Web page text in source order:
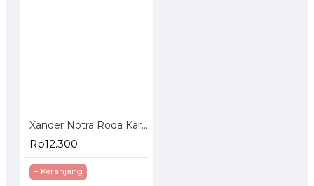
Xander Notra Roda Karet Mati 3 inch - Roda Karet Troli Trolley Trolly
Rp12.300
+ Keranjang